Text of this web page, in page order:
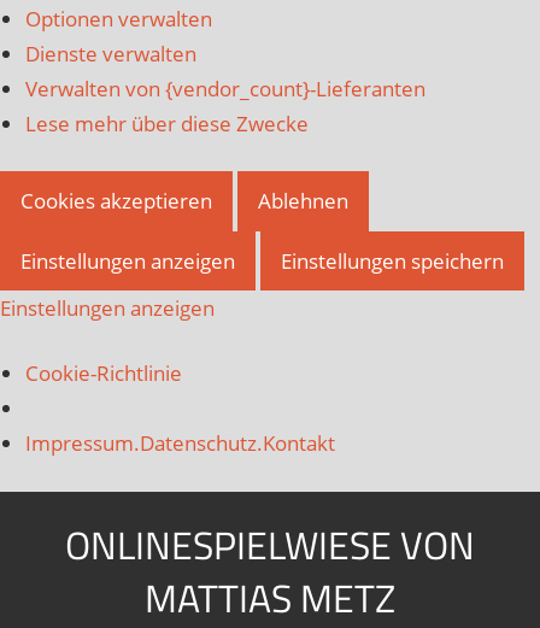
Optionen verwalten
Dienste verwalten
Verwalten von {vendor_count}-Lieferanten
Lese mehr über diese Zwecke
Cookies akzeptieren Ablehnen
Einstellungen anzeigen
Einstellungen speichern
Einstellungen anzeigen
Cookie-Richtlinie
Impressum.Datenschutz.Kontakt
ONLINESPIELWIESE VON
MATTIAS METZ